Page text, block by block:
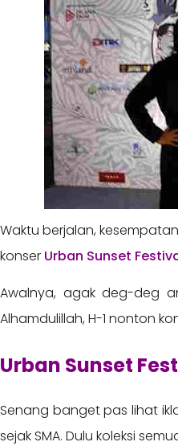
Waktu berjalan,
konser Urban Sunset
Awalnya, agak deg-deg
Alhamdulillah, H-1 nonton
Urban Sunset
Senang banget pas lihat
sejak SMA. Dulu koleksi